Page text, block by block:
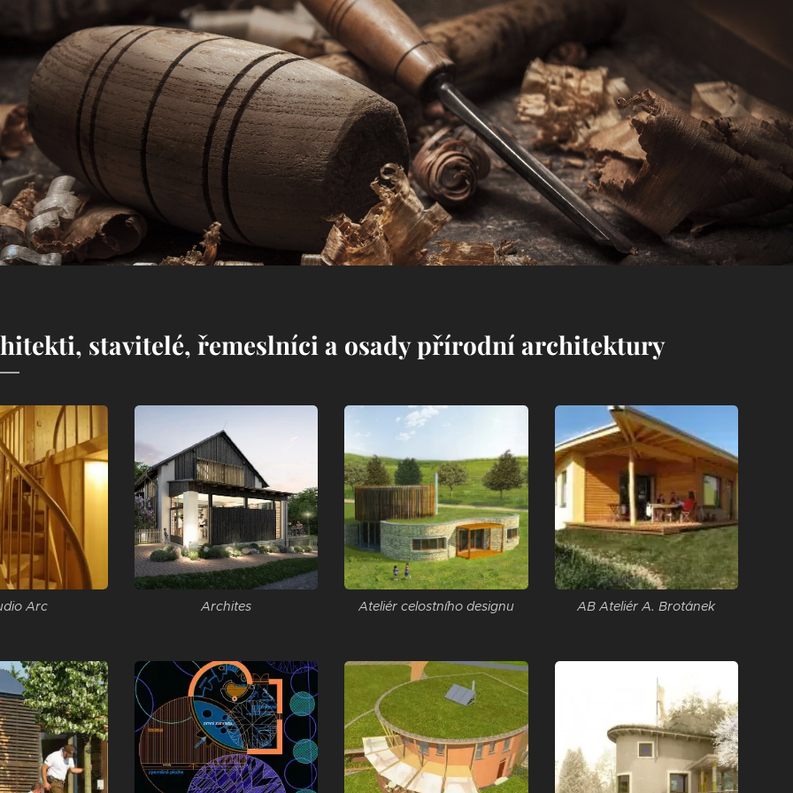
stavitelé, řemeslníci a osady přírodní architektury
Arc Archites Ateliér celostního designu AB Ateliér A. Brotánek